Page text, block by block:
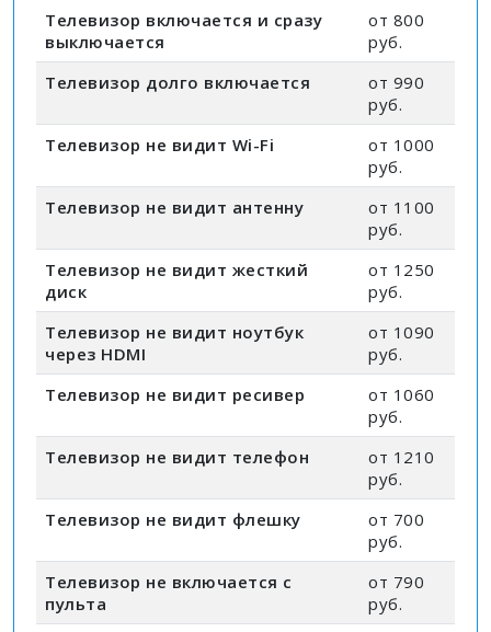
Телевизор включается и сразу
выключается
от 800
руб.
Телевизор долго включается
от 990
руб.
Телевизор не видит Wi-Fi
от 1000
руб.
Телевизор не видит антенну
от 1100
руб.
Телевизор не видит жесткий
диск
от 1250
руб.
Телевизор не видит ноутбук
через HDMI
от 1090
руб.
Телевизор не видит ресивер
от 1060
руб.
Телевизор не видит телефон
от 1210
руб.
Телевизор не видит флешку
от 700
руб.
Телевизор не включается с
пульта
от 790
руб.